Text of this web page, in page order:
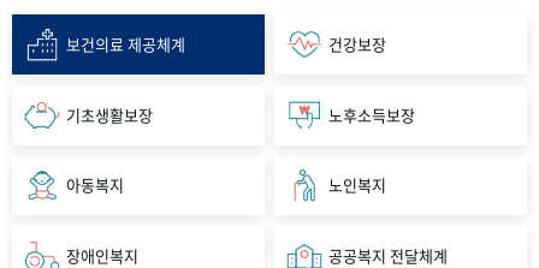
보건의료 제공체계 건강보장
기초생활보장 노후소득보장
아동복지 노인복지
장애인복지 공공복지 전달체계